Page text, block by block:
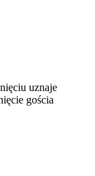
uznaje
gościa